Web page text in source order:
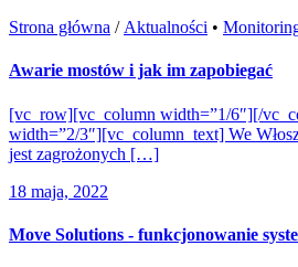
Strona główna / Aktualności •
Awarie mostów i jak im zapobiegać
[vc_row][vc_column width=”1/6″][/
width=”2/3″][vc_column_text] We
jest zagrożonych […]
18 maja, 2022
Move Solutions - funkcjonowanie